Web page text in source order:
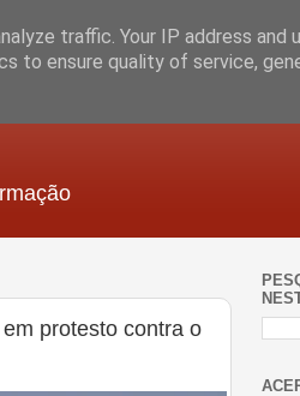
protesto contra o
traffic. Your IP address and
to ensure quality of service,